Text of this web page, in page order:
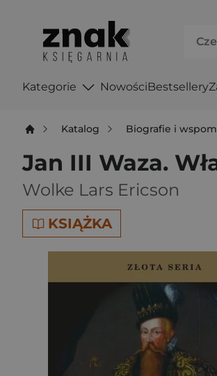
Kategorie NowościBestsellery
Katalog Biografie i
Jan III Waza.
Wolke Lars Ericson
KSIĄŻKA